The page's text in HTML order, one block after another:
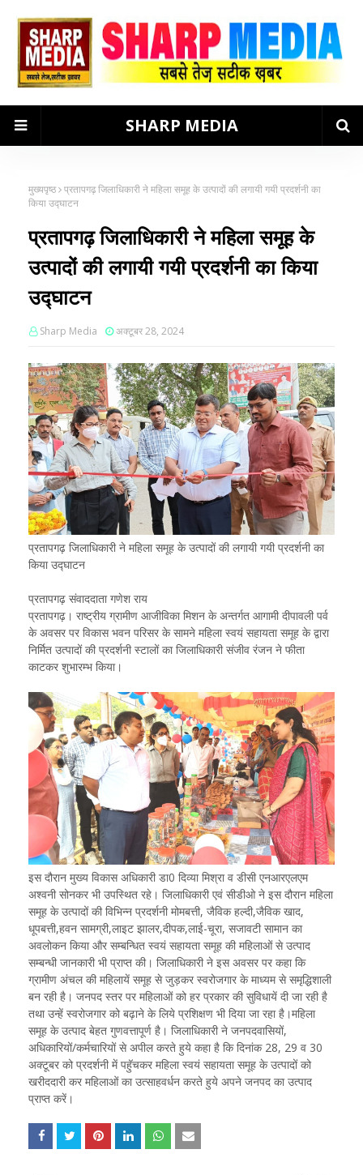
SHARP MEDIA
मुख्यपृष्ठ प्रतापगढ़ जिलाधिकारी ने महिला समूह के उत्पादों की लगायी गयी प्रदर्शनी का
किया उद्घाटन
प्रतापगढ़ जिलाधिकारी ने महिला समूह के
उत्पादों की लगायी गयी प्रदर्शनी का किया
उद्घाटन
Sharp Media अक्टूबर 28, 2024
प्रतापगढ़ जिलाधिकारी ने महिला समूह के उत्पादों की लगायी गयी प्रदर्शनी का
किया उद्घाटन
प्रतापगढ़ संवाददाता गणेश राय
प्रतापगढ़। राष्ट्रीय ग्रामीण आजीविका मिशन के अन्तर्गत आगामी दीपावली पर्व
के अवसर पर विकास भवन परिसर के सामने महिला स्वयं सहायता समूह के द्वारा
निर्मित उत्पादों की प्रदर्शनी स्टालों का जिलाधिकारी संजीव रंजन ने फीता
काटकर शुभारम्भ किया।
इस दौरान मुख्य विकास अधिकारी डा0 दिव्या मिश्रा व डीसी एनआरएलएम
अश्वनी सोनकर भी उपस्थित रहे। जिलाधिकारी एवं सीडीओ ने इस दौरान महिला
समूह के उत्पादों की विभिन्न प्रदर्शनी मोमबत्ती, जैविक हल्दी,जैविक खाद,
धूपबत्ती,हवन सामग्री,लाइट झालर,दीपक,लाई-चूरा, सजावटी सामान का
अवलोकन किया और सम्बन्धित स्वयं सहायता समूह की महिलाओं से उत्पाद
सम्बन्धी जानकारी भी प्राप्त की। जिलाधिकारी ने इस अवसर पर कहा कि
ग्रामीण अंचल की महिलायें समूह से जुड़कर स्वरोजगार के माध्यम से समृद्धिशाली
बन रही है। जनपद स्तर पर महिलाओं को हर प्रकार की सुविधायें दी जा रही है
तथा उन्हें स्वरोजगार को बढ़ाने के लिये प्रशिक्षण भी दिया जा रहा है।महिला
समूह के उत्पाद बेहत गुणवत्तापूर्ण है। जिलाधिकारी ने जनपदवासियों,
अधिकारियों/कर्मचारियों से अपील करते हुये कहा है कि दिनांक 28, 29 व 30
अक्टूबर को प्रदर्शनी में पहुॅचकर महिला स्वयं सहायता समूह के उत्पादों को
खरीददारी कर महिलाओं का उत्साहवर्धन करते हुये अपने जनपद का उत्पाद
प्राप्त करें।